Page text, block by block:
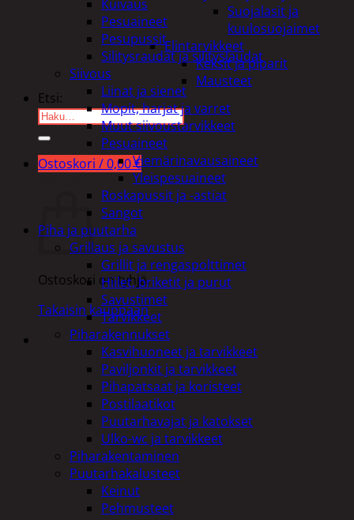
Suojalasit ja
kuulosuojaimet
Elintarvikkeet
Keksit ja piparit
Mausteet
Etsi:
Ostoskori /0,00€
Ostoskori on tyhjä.
Takaisin kauppaan
Kuivaus
Pesuaineet
Pesupussit
Silitysraudat ja silityslaudat
Siivous
Liinat ja sienet
Mopit, harjat ja varret
Muut siivoustarvikkeet
Pesuaineet
Viemärinavausaineet
Yleispesuaineet
Roskapussit ja -astiat
Sangot
Piha ja puutarha
Grillaus ja savustus
Grillit ja rengaspolttimet
Hiilet, briketit ja purut
Savustimet
Tarvikkeet
Piharakennukset
Kasvihuoneet ja tarvikkeet
Paviljonkit ja tarvikkeet
Pihapatsaat ja koristeet
Postilaatikot
Puutarhavajat ja katokset
Ulko-wc ja tarvikkeet
Piharakentaminen
Puutarhakalusteet
Keinut
Pehmusteet